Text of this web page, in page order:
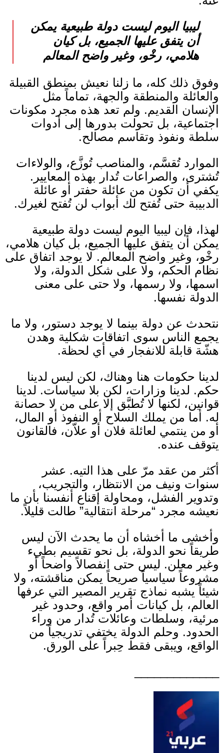
ليبيا اليوم ليست دولة طبيعية يمكن
أن يتفق عليها الجميع، بل كيان
هلامي، رخْو، وغير واضح المعالم
وفوق ذلك كله، ما زلنا نعيش بمنطق القبيلة
والعائلة والمنطقة والجهة، تماماً مثل
الإنسان القديم. ولم تعد هذه مجرد مكونات
اجتماعية، بل تحولت بدورها إلى أدوات
سلطة ونفوذ وتقاسم مصالح.
الموارد تُقسَّم، والمناصب تُوزَّع، والولاءات
تُشترى، والصراعات تُدار بهذه المعايير .
يكفي أن تكون من عائلة حفتر أو عائلة
الدبيبة حتى تُفتح لك أبواب لن تُفتح لغيرك.
لهذا، فإن ليبيا اليوم ليست دولة طبيعية
يمكن أن يتفق عليها الجميع، بل كيان هلامي،
رخْو، وغير واضح المعالم. لا يوجد اتفاق على
نظام الحكم، ولا على شكل الدولة، ولا
اسمها، ولا رسمها، ولا حتى على معنى
الدولة نفسها.
نتحدث عن دولة بينما لا يوجد دستور، ولا ما
يجمع الناس سوى اتفاقات شكلية وهدن
هشّة قابلة للانفجار في أي لحظة.
لدينا حكومات هنا وهناك، لكن ليس لدينا
حكم. لدينا وزارات، لكن بلا سياسات. لدينا
قوانين، لكنها لا تُطبَّق إلا على من لا حصانة
له. أما من يملك السلاح أو النفوذ أو المال،
أو من ينتمي لعائلة فلان أو علاّن، فالقانون
يتوقف عنده.
أكثر من عقد مرّ على هذا التيه. عشر
سنوات ونيف من الانتظار، والتجريب،
وتدوير الفشل، ومحاولة إقناع أنفسنا بأن ما
نعيشه مجرد “مرحلة انتقالية” طالت قليلاً.
وأخشى ما أخشاه أن ما يحدث الآن ليس
طريقاً نحو الدولة، بل نحو تقسيم بطيء
وغير معلن. ليس حتى انفصالاً واضحاً أو
مشروعاً سياسياً صريحاً يمكن مناقشته، ولا
شيئاً يشبه نماذج تقرير المصير التي عرفها
العالم، بل كيانات أمر واقع، وحدود غير
مرئية، وسلطات وعائلات تُدار من وراء
الحدود. وحلم الدولة يختفي تدريجياً من
الواقع، ويبقى فقط حِبراً على الورق.